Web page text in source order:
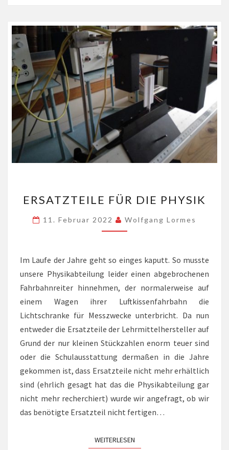
FÜR
DIE
PHYSIK
ERSATZTEILE FÜR DIE PHYSIK
11. Februar 2022 Wolfgang Lormes
Im Laufe der Jahre geht so einges kaputt. So musste
unsere Physikabteilung leider einen abgebrochenen
Fahrbahnreiter hinnehmen, der normalerweise auf
einem Wagen ihrer Luftkissenfahrbahn die
Lichtschranke für Messzwecke unterbricht. Da nun
entweder die Ersatzteile der Lehrmittelhersteller auf
Grund der nur kleinen Stückzahlen enorm teuer sind
oder die Schulausstattung dermaßen in die Jahre
gekommen ist, dass Ersatzteile nicht mehr erhältlich
sind (ehrlich gesagt hat das die Physikabteilung gar
nicht mehr recherchiert) wurde wir angefragt, ob wir
das benötigte Ersatzteil nicht fertigen…
WEITERLESENWEITERLESEN